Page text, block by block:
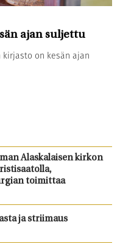
ajan suljettu
on kesän ajan
Alaskalaisen kirkon
toimittaa
ja striimaus